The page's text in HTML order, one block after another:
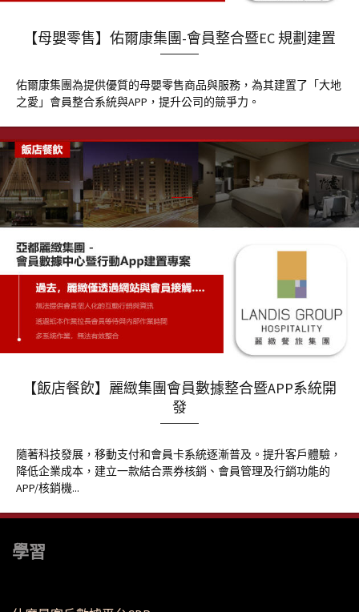
【母嬰零售】佑爾康集團-會員整合暨EC 規劃建置
佑爾康集團為提供優質的母嬰零售商品與服務，為其建置了「大地
之愛」會員整合系統與APP，提升公司的競爭力。
【飯店餐飲】麗緻集團會員數據整合暨APP系統開
發
隨著科技發展，移動支付和會員卡系統逐漸普及。提升客戶體驗，
降低企業成本，建立一款結合票券核銷、會員管理及行銷功能的
APP/核銷機...
學習